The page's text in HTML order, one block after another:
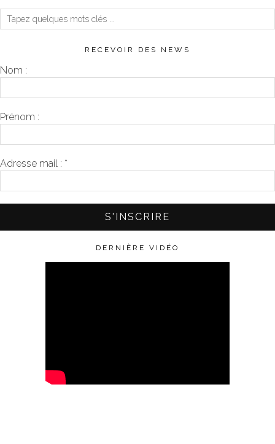
RECEVOIR DES NEWS
Nom :
Prénom :
Adresse mail : *
DERNIÈRE VIDÉO